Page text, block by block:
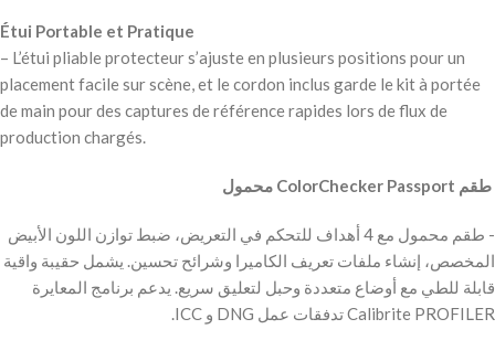
Étui Portable et Pratique
– L’étui pliable protecteur s’ajuste en plusieurs positions pour un
placement facile sur scène, et le cordon inclus garde le kit à portée
de main pour des captures de référence rapides lors de flux de
production chargés.
‫ طقم ColorChecker Passport محمول
‫- طقم محمول مع 4 أهداف للتحكم في التعريض، ضبط توازن اللون الأبيض
المخصص، إنشاء ملفات تعريف الكاميرا وشرائح تحسين. يشمل حقيبة واقية
قابلة للطي مع أوضاع متعددة وحبل لتعليق سريع. يدعم برنامج المعايرة
Calibrite PROFILER تدفقات عمل DNG و ICC.